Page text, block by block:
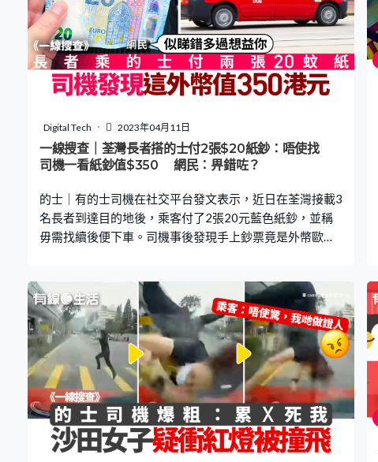
Digital Tech 2023年04月11日
一線搜查｜荃灣長者搭的士付2張$20紙鈔：唔使找
司機一看紙鈔值$350 網民：畀錯咗？
的士｜有的士司機在社交平台發文表示，近日在荃灣接載3
名長者到達目的地後，乘客付了2張20元藍色紙鈔，並稱
毋需找續後便下車。司機事後發現手上鈔票竟是外幣歐
的歐元，誤當成港幣，斥司機疑因貪念沒有刻意提醒。 更
多熱門文章：澳門金巴懶人包 購票方法＋上車地點一文
看機場快綫購票優惠｜必知4大着數 邊個平台訂票最抵？
多人同行有優惠 機鐵買飛途徑一文看特區護照續期申
請 6大常見錯誤 入境處提醒不少人照片規格不符｜附申
請教學 該的士司機在facebook群組「的士司機資訊網
Taxi」發文表示，日前於荃灣西如心廣場接載了三位長
者，前往荃灣美心皇宮。到達目的地後，長者拿出2張
「20元」的鈔票，司機正準備找續時，他們隨即表示「唔